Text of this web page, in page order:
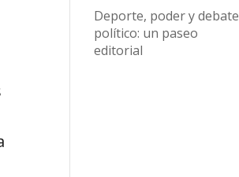
Deporte, poder y debate
político: un paseo
editorial